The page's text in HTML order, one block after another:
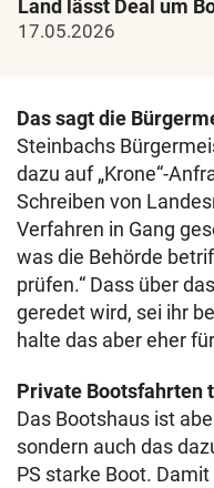
Land lässt Deal um
17.05.2026
Das sagt die
Steinbachs
dazu auf „Krone“-
Schreiben von
Verfahren in Gang
was die Behörde
prüfen.“ Dass über
geredet wird, sei ihr
halte das aber eher
Private Bootsfahrten
Das Bootshaus ist
sondern auch das
PS starke Boot.